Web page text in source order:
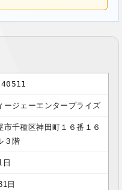
ージェーエンタープライズ
市千種区神田町１６番１６
３階
日